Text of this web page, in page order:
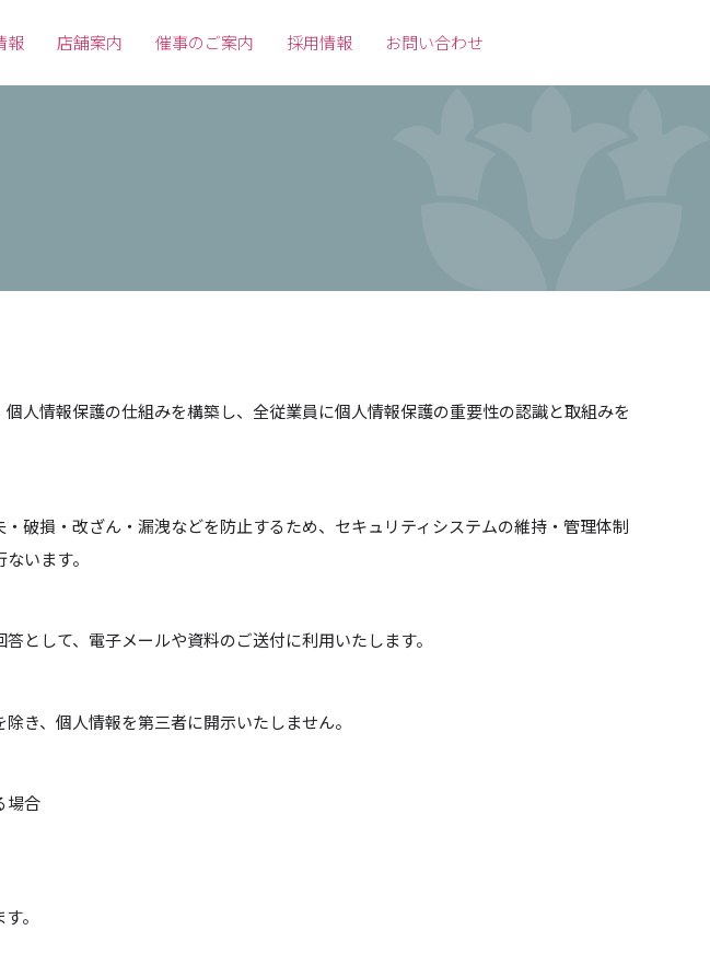
報 店舗案内 催事のご案内 採用情報 お問い合わせ
人情報保護の仕組みを構築し、全従業員に個人情報保護の重要性の認識と取組みを
破損・改ざん・漏洩などを防止するため、セキュリティシステムの維持・管理体制
います。
として、電子メールや資料のご送付に利用いたします。
き、個人情報を第三者に開示いたしません。
場合
。